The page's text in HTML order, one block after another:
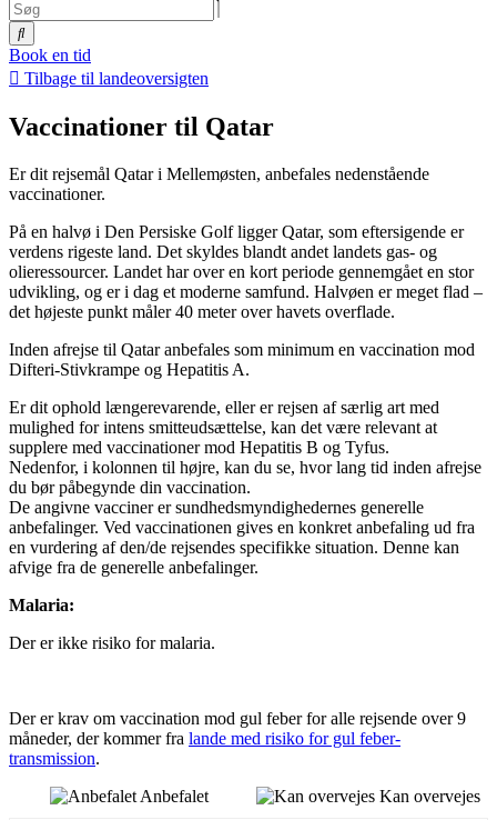
Book en tid
Tilbage til landeoversigten
Vaccinationer til Qatar
Er dit rejsemål Qatar i Mellemøsten, anbefales nedenstående
vaccinationer.
På en halvø i Den Persiske Golf ligger Qatar, som eftersigende er
verdens rigeste land. Det skyldes blandt andet landets gas- og
olieressourcer. Landet har over en kort periode gennemgået en stor
udvikling, og er i dag et moderne samfund. Halvøen er meget flad –
det højeste punkt måler 40 meter over havets overflade.
Inden afrejse til Qatar anbefales som minimum en vaccination mod
Difteri-Stivkrampe og Hepatitis A.
Er dit ophold længerevarende, eller er rejsen af særlig art med
mulighed for intens smitteudsættelse, kan det være relevant at
supplere med vaccinationer mod Hepatitis B og Tyfus.
Nedenfor, i kolonnen til højre, kan du se, hvor lang tid inden afrejse
du bør påbegynde din vaccination.
De angivne vacciner er sundhedsmyndighedernes generelle
anbefalinger. Ved vaccinationen gives en konkret anbefaling ud fra
en vurdering af den/de rejsendes specifikke situation. Denne kan
afvige fra de generelle anbefalinger.
Malaria:
Der er ikke risiko for malaria.
Der er krav om vaccination mod gul feber for alle rejsende over 9
måneder, der kommer fra lande med risiko for gul feber-
transmission.
Anbefalet
Kan overvejes